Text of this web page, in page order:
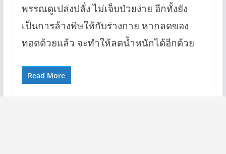
พรรณดูเปล่งปลั่ง ไม่เจ็บป่วยง่าย อีกทั้งยัง
เป็นการล้างพิษให้กับร่างกาย หากลดของ
ทอดด้วยแล้ว จะทำให้ลดน้ำหนักได้อีกด้วย
Read More